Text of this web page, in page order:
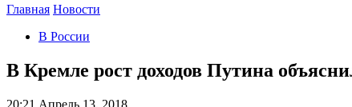
Главная Новости
В России
В Кремле рост доходов Путина
20:21 Апрель 13, 2018